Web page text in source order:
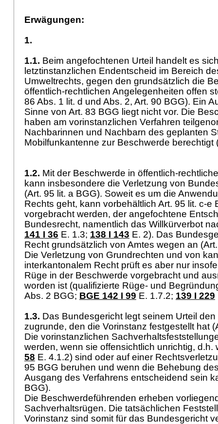
Erwägungen:
1.
1.1. Beim angefochtenen Urteil handelt es
letztinstanzlichen Endentscheid im Bereich
Umweltrechts, gegen den grundsätzlich die
öffentlich-rechtlichen Angelegenheiten offen
86 Abs. 1 lit. d und Abs. 2, Art. 90 BGG). Ein
Sinne von Art. 83 BGG liegt nicht vor. Die
haben am vorinstanzlichen Verfahren
Nachbarinnen und Nachbarn des geplanten
Mobilfunkantenne zur Beschwerde berechtigt
1.2. Mit der Beschwerde in öffentlich-
kann insbesondere die Verletzung von
(Art. 95 lit. a BGG). Soweit es um die
Rechts geht, kann vorbehältlich Art. 95 lit. c-e
vorgebracht werden, der angefochtene
Bundesrecht, namentlich das Willkürverbot
141 I 36 E. 1.3; 138 I 143 E. 2). Das
Recht grundsätzlich von Amtes wegen an (
Die Verletzung von Grundrechten und von
interkantonalem Recht prüft es aber nur
Rüge in der Beschwerde vorgebracht und
worden ist (qualifizierte Rüge- und
Abs. 2 BGG; BGE 142 I 99 E. 1.7.2; 139 I 229
1.3. Das Bundesgericht legt seinem Urteil
zugrunde, den die Vorinstanz festgestellt hat (
Die vorinstanzlichen
werden, wenn sie offensichtlich unrichtig, d.h.
58 E. 4.1.2) sind oder auf einer
95 BGG beruhen und wenn die Behebung
Ausgang des Verfahrens entscheidend sein
BGG).
Die Beschwerdeführenden erheben
Sachverhaltsrügen. Die tatsächlichen
Vorinstanz sind somit für das Bundesgericht